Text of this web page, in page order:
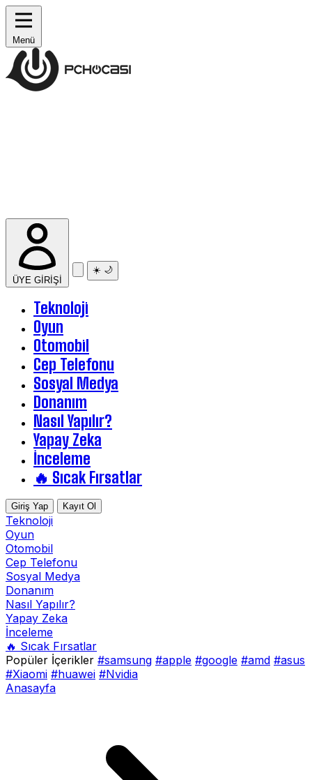
Menü
ÜYE GİRİŞİ
☀️ 🌙
Teknoloji
Oyun
Otomobil
Cep Telefonu
Sosyal Medya
Donanım
Nasıl Yapılır?
Yapay Zeka
İnceleme
🔥 Sıcak Fırsatlar
Giriş Yap Kayıt Ol
Teknoloji
Oyun
Otomobil
Cep Telefonu
Sosyal Medya
Donanım
Nasıl Yapılır?
Yapay Zeka
İnceleme
🔥 Sıcak Fırsatlar
Popüler İçerikler #samsung #apple #google #amd #asus
#Xiaomi #huawei #Nvidia
Anasayfa